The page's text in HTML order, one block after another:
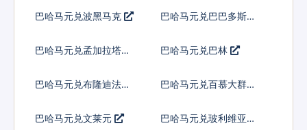
巴哈马元兑波黑马克 巴哈马元兑巴巴多斯元
巴哈马元兑孟加拉塔卡 巴哈马元兑巴林
巴哈马元兑布隆迪法郎
巴哈马元兑百慕大群岛
巴哈马元兑文莱元 巴哈马元兑玻利维亚诺